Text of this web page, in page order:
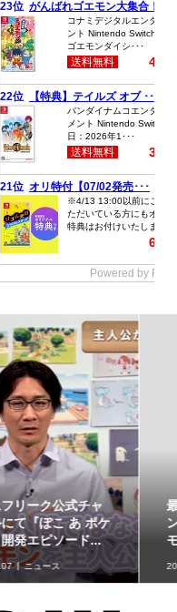
ポケモンの姿のソフビ貯
金箱「ポケモンコインバ
ンク」に、ゲンガーな...
2026.08.07 グッズ情報